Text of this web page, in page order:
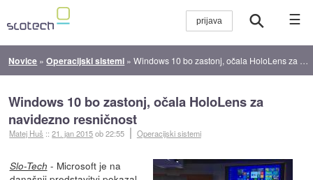
☰
Novice »Operacijski sistemi »Windows 10 bo zastonj, očala HoloLens za navidezno resničnost
Windows 10 bo zastonj, očala HoloLens za
navidezno resničnost
Matej Huš ::21. jan 2015ob 22:55 Operacijski sistemi
Slo-Tech - Microsoft je na